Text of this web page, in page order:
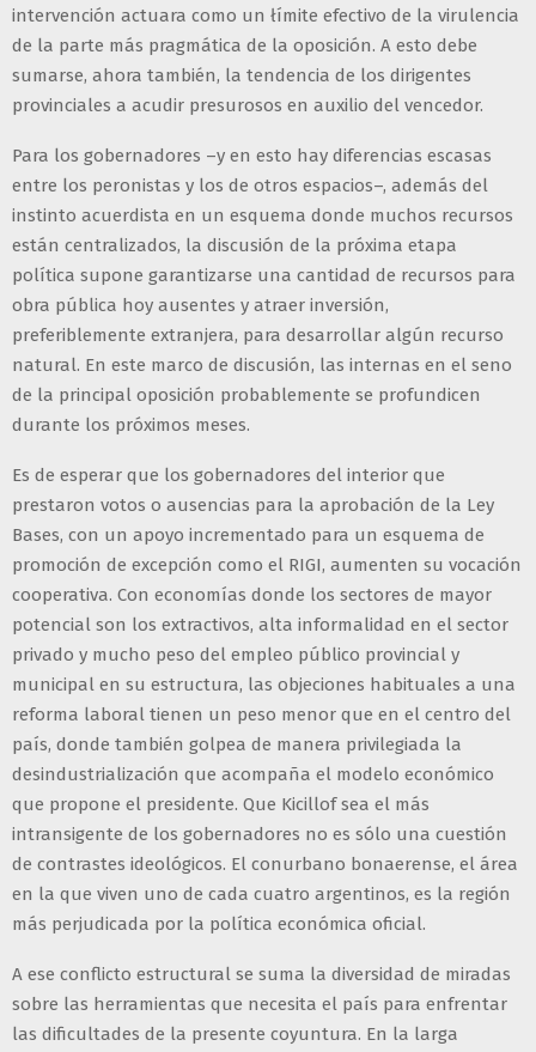
intervención actuara como un łímite efectivo de la virulencia
de la parte más pragmática de la oposición. A esto debe
sumarse, ahora también, la tendencia de los dirigentes
provinciales a acudir presurosos en auxilio del vencedor.
Para los gobernadores –y en esto hay diferencias escasas
entre los peronistas y los de otros espacios–, además del
instinto acuerdista en un esquema donde muchos recursos
están centralizados, la discusión de la próxima etapa
política supone garantizarse una cantidad de recursos para
obra pública hoy ausentes y atraer inversión,
preferiblemente extranjera, para desarrollar algún recurso
natural. En este marco de discusión, las internas en el seno
de la principal oposición probablemente se profundicen
durante los próximos meses.
Es de esperar que los gobernadores del interior que
prestaron votos o ausencias para la aprobación de la Ley
Bases, con un apoyo incrementado para un esquema de
promoción de excepción como el RIGI, aumenten su vocación
cooperativa. Con economías donde los sectores de mayor
potencial son los extractivos, alta informalidad en el sector
privado y mucho peso del empleo público provincial y
municipal en su estructura, las objeciones habituales a una
reforma laboral tienen un peso menor que en el centro del
país, donde también golpea de manera privilegiada la
desindustrialización que acompaña el modelo económico
que propone el presidente. Que Kicillof sea el más
intransigente de los gobernadores no es sólo una cuestión
de contrastes ideológicos. El conurbano bonaerense, el área
en la que viven uno de cada cuatro argentinos, es la región
más perjudicada por la política económica oficial.
A ese conflicto estructural se suma la diversidad de miradas
sobre las herramientas que necesita el país para enfrentar
las dificultades de la presente coyuntura. En la larga